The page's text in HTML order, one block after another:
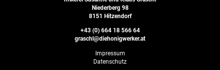
Niederberg 98
8151 Hitzendorf
+43 (0) 664 18 566 64
graschl@diehonigwerker.at
Impressum
Daten­schutz